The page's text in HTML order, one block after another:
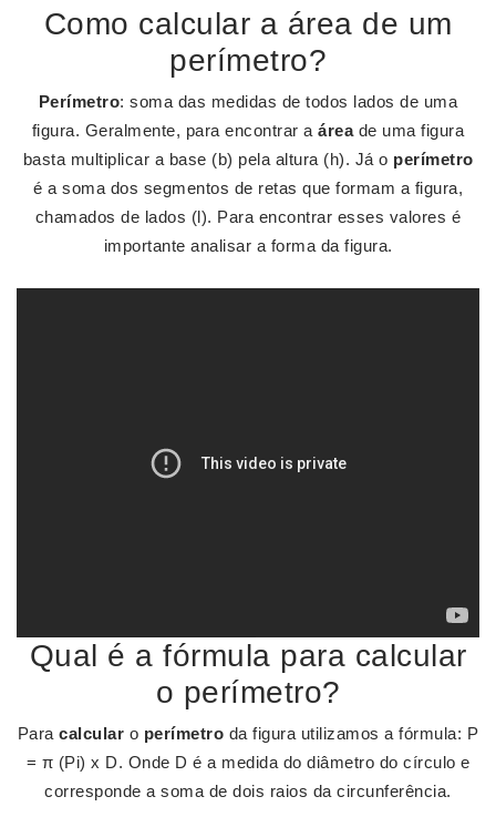
Como calcular a área de um
perímetro?
Perímetro: soma das medidas de todos lados de uma
figura. Geralmente, para encontrar aáreade uma figura
basta multiplicar a base (b) pela altura (h). Já o perímetro
é a soma dos segmentos de retas que formam a figura,
chamados de lados (l). Para encontrar esses valores é
importante analisar a forma da figura.
Qual é a fórmula para calcular
o perímetro?
Paracalcular o perímetro da figura utilizamos a fórmula: P
= π (Pi) x D. Onde D é a medida do diâmetro do círculo e
corresponde a soma de dois raios da circunferência.